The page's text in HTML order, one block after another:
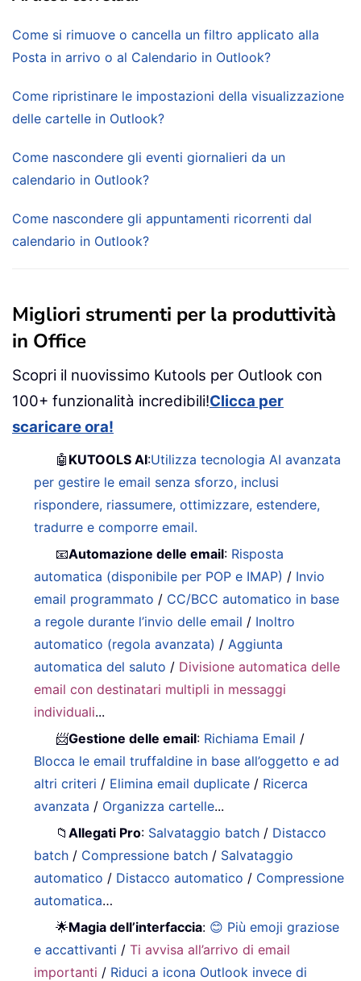
Come si rimuove o cancella un filtro applicato alla
Posta in arrivo o al Calendario in Outlook?
Come ripristinare le impostazioni della visualizzazione
delle cartelle in Outlook?
Come nascondere gli eventi giornalieri da un
calendario in Outlook?
Come nascondere gli appuntamenti ricorrenti dal
calendario in Outlook?
Migliori strumenti per la produttività
in Office
Scopri il nuovissimo Kutools per Outlook con
100+ funzionalità incredibili!Clicca per
scaricare ora!
🤖 KUTOOLS AI:Utilizza tecnologia AI avanzata
per gestire le email senza sforzo, inclusi
rispondere, riassumere, ottimizzare, estendere,
tradurre e comporre email.
📧Automazione delle email: Risposta
automatica (disponibile per POP e IMAP) / Invio
email programmato / CC/BCC automatico in base
a regole durante l’invio delle email / Inoltro
automatico (regola avanzata) / Aggiunta
automatica del saluto / Divisione automatica delle
email con destinatari multipli in messaggi
individuali...
📨Gestione delle email: Richiama Email /
Blocca le email truffaldine in base all’oggetto e ad
altri criteri / Elimina email duplicate / Ricerca
avanzata / Organizza cartelle...
📁Allegati Pro: Salvataggio batch / Distacco
batch / Compressione batch / Salvataggio
automatico / Distacco automatico / Compressione
automatica…
🌟Magia dell’interfaccia: 😊 Più emoji graziose
e accattivanti /Ti avvisa all’arrivo di email
importanti / Riduci a icona Outlook invece di